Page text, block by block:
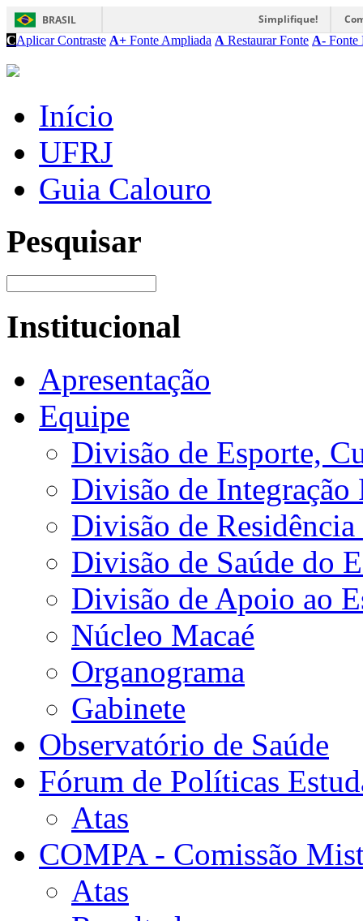
BRASIL Simplifique!
CAplicar Contraste A+ Fonte Ampliada A Restaurar Fonte A- Fonte
Início
UFRJ
Guia Calouro
Pesquisar
Institucional
Apresentação
Equipe
Divisão de Esporte,
Divisão de Integração
Divisão de
Divisão de Saúde do
Divisão de Apoio ao
Núcleo Macaé
Organograma
Gabinete
Observatório de Saúde
Fórum de Políticas
Atas
COMPA - Comissão
Atas